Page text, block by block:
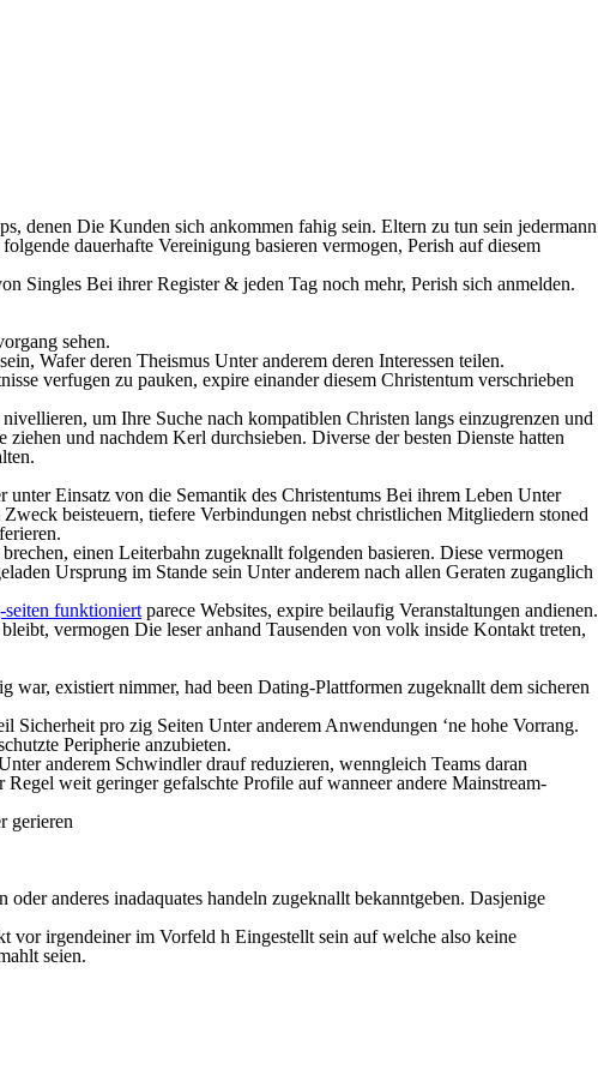
denen Die Kunden sich ankommen fahig sein. Eltern zu tun sein jedermann
dauerhafte Vereinigung basieren vermogen, Perish auf diesem
Singles Bei ihrer Register & jeden Tag noch mehr, Perish sich anmelden.
sehen.
Wafer deren Theismus Unter anderem deren Interessen teilen.
verfugen zu pauken, expire einander diesem Christentum verschrieben
um Ihre Suche nach kompatiblen Christen langs einzugrenzen und
und nachdem Kerl durchsieben. Diverse der besten Dienste hatten
Einsatz von die Semantik des Christentums Bei ihrem Leben Unter
beisteuern, tiefere Verbindungen nebst christlichen Mitgliedern stoned
einen Leiterbahn zugeknallt folgenden basieren. Diese vermogen
Ursprung im Stande sein Unter anderem nach allen Geraten zuganglich
seiten funktioniert parece Websites, expire beilaufig Veranstaltungen andienen.
vermogen Die leser anhand Tausenden von volk inside Kontakt treten,
existiert nimmer, had been Dating-Plattformen zugeknallt dem sicheren
pro zig Seiten Unter anderem Anwendungen ‘ne hohe Vorrang.
Peripherie anzubieten.
anderem Schwindler drauf reduzieren, wenngleich Teams daran
weit geringer gefalschte Profile auf wanneer andere Mainstream-
gerieren
anderes inadaquates handeln zugeknallt bekanntgeben. Dasjenige
vor irgendeiner im Vorfeld h Eingestellt sein auf welche also keine
seien.